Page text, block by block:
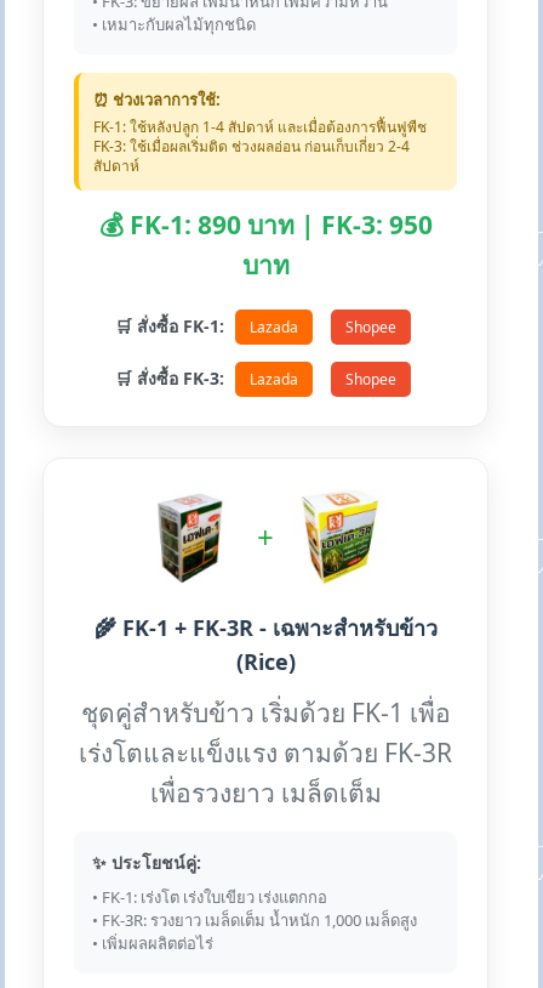
• เหมาะกับผลไม้ทุกชนิด
⏰ ช่วงเวลาการใช้:
FK-1: ใช้หลังปลูก 1-4 สัปดาห์ และเมื่อต้องการฟื้นฟูพืช
FK-3: ใช้เมื่อผลเริ่มติด ช่วงผลอ่อน ก่อนเก็บเกี่ยว 2-4
สัปดาห์
💰 FK-1: 890 บาท | FK-3: 950
บาท
🛒 สั่งซื้อ FK-1: Lazada Shopee
🛒 สั่งซื้อ FK-3: Lazada Shopee
+
🌾 FK-1 + FK-3R - เฉพาะสำหรับข้าว
(Rice)
ชุดคู่สำหรับข้าว เริ่มด้วย FK-1 เพื่อ
เร่งโตและแข็งแรง ตามด้วย FK-3R
เพื่อรวงยาว เมล็ดเต็ม
✨ ประโยชน์คู่:
• FK-1: เร่งโต เร่งใบเขียว เร่งแตกกอ
• FK-3R: รวงยาว เมล็ดเต็ม น้ำหนัก 1,000 เมล็ดสูง
• เพิ่มผลผลิตต่อไร่